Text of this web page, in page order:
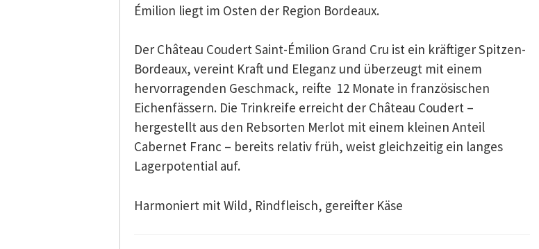
Émilion liegt im Osten der Region Bordeaux.
Der Château Coudert Saint-Émilion Grand Cru ist ein kräftiger Spitzen-
Bordeaux, vereint Kraft und Eleganz und überzeugt mit einem
hervorragenden Geschmack, reifte 12 Monate in französischen
Eichenfässern. Die Trinkreife erreicht der Château Coudert –
hergestellt aus den Rebsorten Merlot mit einem kleinen Anteil
Cabernet Franc – bereits relativ früh, weist gleichzeitig ein langes
Lagerpotential auf.
Harmoniert mit Wild, Rindfleisch, gereifter Käse